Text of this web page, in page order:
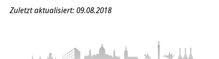
Zuletzt aktualisiert: 09.08.2018